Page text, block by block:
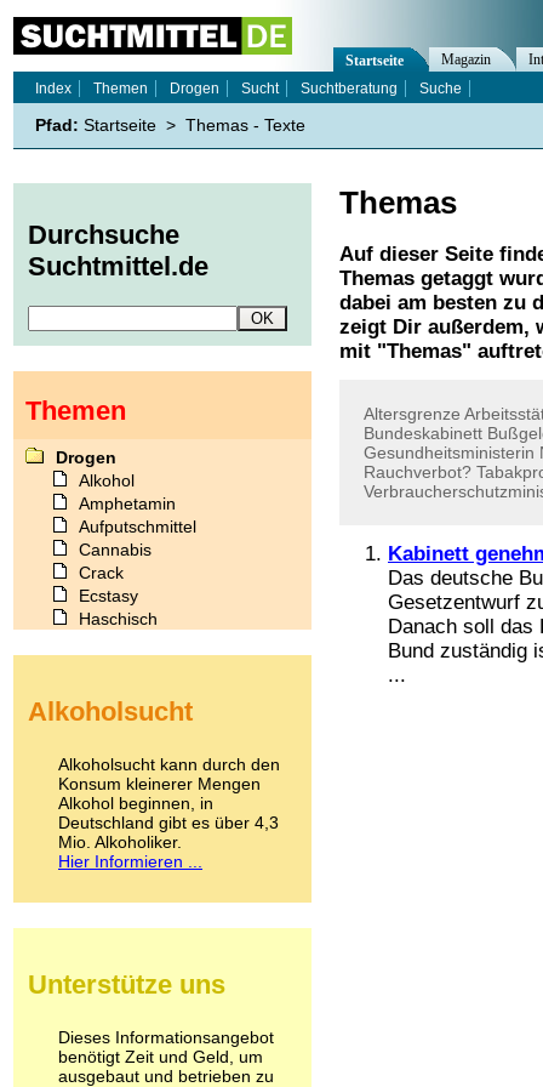
Themas
Auf dieser Seite
Themas getaggt
dabei am besten zu
zeigt Dir außerdem,
mit "Themas"
Altersgrenze
Bundeskabinett
Gesundheitsministerin
Rauchverbot?
Kabinett
Das deutsche
Gesetzentwurf
Danach soll das
Bund zuständig
...
Startseite Magazin
Index
Themen Drogen Sucht Suchtberatung Suche
Pfad: Startseite > Themas - Texte
Durchsuche
Suchtmittel.de
Themen
Drogen
Alkohol
Amphetamin
Aufputschmittel
Cannabis
Crack
Ecstasy
Haschisch
Kokain
LSD
Marihuana
Medikamente
Meskalin
Metamphetamin
Methadon
Pilze
Psychopharmaka
Schlafmittel
Schmerzmittel
Alkoholsucht
Alkoholsucht kann durch den
Konsum kleinerer Mengen
Alkohol beginnen, in
Deutschland gibt es über 4,3
Mio. Alkoholiker.
Hier Informieren ...
Unterstütze uns
Dieses Informationsangebot
benötigt Zeit und Geld, um
ausgebaut und betrieben zu